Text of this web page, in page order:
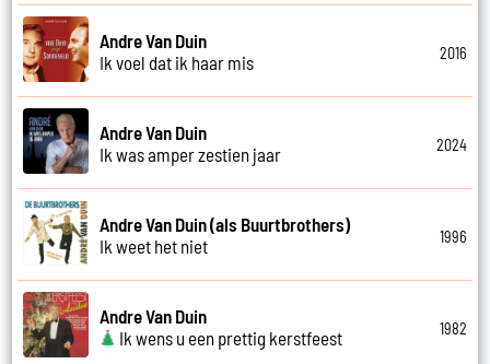
Andre Van Duin
Ik voel dat ik haar mis
2016
Andre Van Duin
Ik was amper zestien jaar
2024
Andre Van Duin (als Buurtbrothers)
Ik weet het niet
1996
Andre Van Duin
Ik wens u een prettig kerstfeest
1982